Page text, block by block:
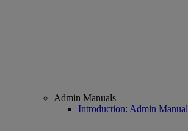
Admin Manuals
Introduction: Admin Manual